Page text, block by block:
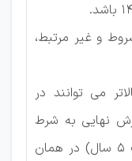
و غیر مرتبط،
می توانند در
نهایی به شرط
ارائه تعهد محضری خدمت (به مدت 5 سال) در همان